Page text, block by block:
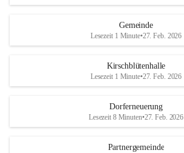
Gemeinde
Lesezeit 1 Minute•27. Feb. 2026
Kirschblütenhalle
Lesezeit 1 Minute•27. Feb. 2026
Dorferneuerung
Lesezeit 8 Minuten•27. Feb. 2026
Partnergemeinde